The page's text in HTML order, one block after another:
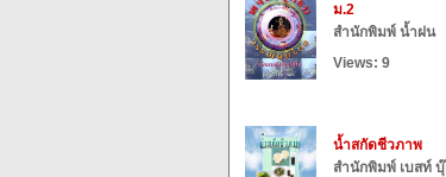
ม.2
สำนักพิมพ์ น้ำฝน
Views: 9
น้ำสกัดชีวภาพ
สำนักพิมพ์ เบสท์